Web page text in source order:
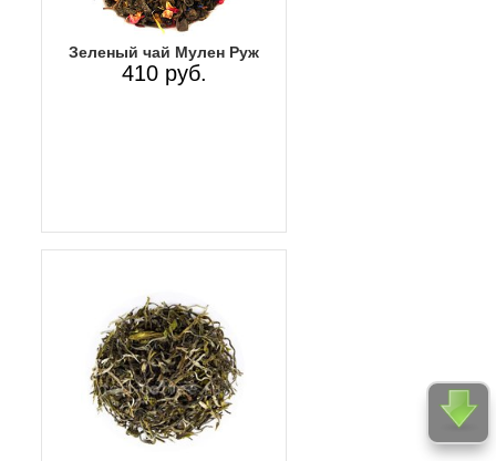
Зеленый чай Мулен Руж
410 руб.